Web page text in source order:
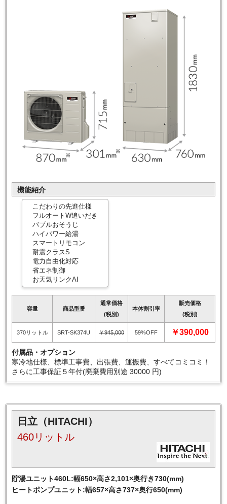
機能紹介
こだわりの先進仕様
フルオートW追いだき
バブルおそうじ
ハイパワー給湯
スマートリモコン
耐震クラスS
電力自由化対応
省エネ制御
お天気リンクAI
容量 商品型番
通常価格
(税別)
本体割引率
販売価格
(税別)
370リットル SRT-SK374U ￥945,000 59%OFF ￥390,000
付属品・オプション
寒冷地仕様、標準工事費、出張費、運搬費、すべてコミコミ！
さらに工事保証５年付(廃棄費用別途 30000 円)
日立（HITACHI）
460リットル
貯湯ユニット460L:幅650×高さ2,101×奥行き730(mm)
ヒートポンプユニット:幅657×高さ737×奥行650(mm)